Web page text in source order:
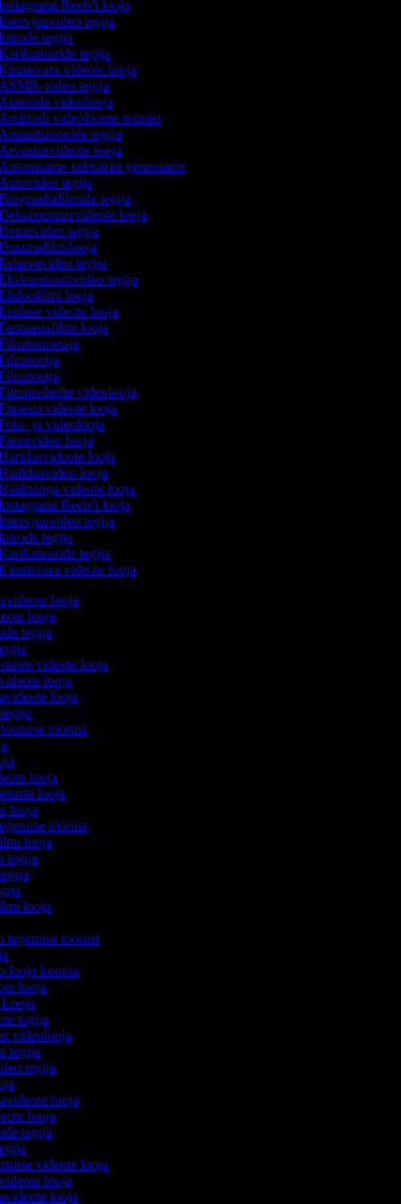
Reels'i looja
tegija
tegija
tegija
videote looja
video tegija
videolooja
videoloome tööriist
tegija
looja
subtiitrite generaator
tegija
tegija
looja
tegija
tegija
tegija
looja
videote looja
looja
videolooja
videote looja
ja videolooja
looja
looja
looja
videote looja
Reels'i looja
tegija
tegija
tegija
videote looja
looja
looja
tegija
videote looja
looja
looja
tööriist
looja
looja
looja
tööriist
looja
tegija
looja
tegemise tööriist
looja koopia
looja
Looja
tegija
videolooja
tegija
tegija
looja
looja
tegija
videote looja
looja
looja